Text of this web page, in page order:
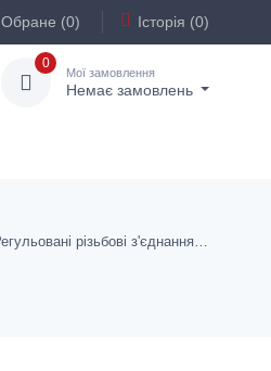
Обране (0) Історія (0)
0
Мої замовлення
Немає замовлень
Регульовані різьбові з'єднання - попередньо змонтовані